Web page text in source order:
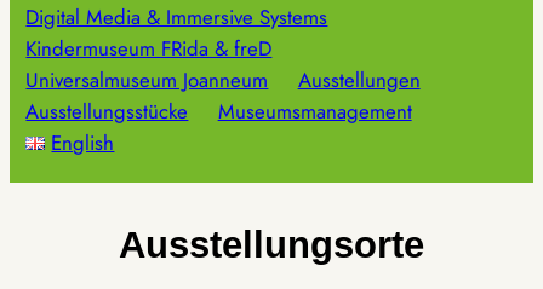
Digital Media & Immersive Systems
Kindermuseum FRida & freD
Universalmuseum Joanneum
Ausstellungen
Ausstellungsstücke
Museumsmanagement
English
Ausstellungsorte